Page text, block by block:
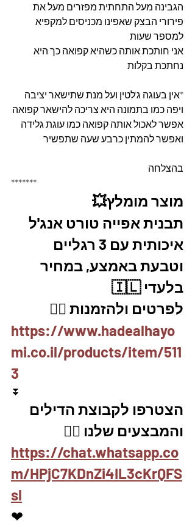
הגבינה מעל התחתית מפזרים מעל את
פירורי הבצק שאפינו מכניסים למקפיא
למספר שעות
אני חותכת אותה כשהיא קפואה כך היא
נחתכת בקלות
*אין בעוגה ג'לטין ועל מנת שתישאר יציבה
ויפה כמו בתמונה היא צריכה להישאר קפואה
אפשר לאכול אותה קפואה כמו עוגת גלידה
ואפשר להמתין כרבע שעה שתפשיר
בהצלחה
*******
מוצר מומלץ💥
תבנית אפייה טורט אנג'ל
איכותית עם 3 רגליים
וטבעת באמצע, במחיר
בלעדי 🇮🇱
לפרטים ולהזמנות 👇🏼
https://www.hadealhayo
mi.co.il/products/item/511
3
⏬
הצטרפו לקבוצת הדילים
והמבצעים שלנו 👇🏽
https://chat.whatsapp.co
m/HPjC7KDnZi4IL3cKrQFS
sl
❤